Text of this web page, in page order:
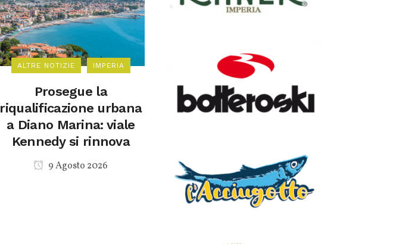
ALTRE NOTIZIE IMPERIA
Prosegue la
riqualificazione urbana
a Diano Marina: viale
Kennedy si rinnova
9 Agosto 2026